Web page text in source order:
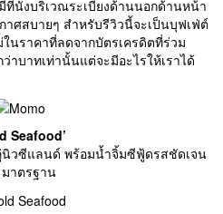
ที่นั่งบริเวณระเบียงด้านนอกด้านหน้า
ศสบายๆ สำหรับรีวิวนี้จะเป็นบุฟเฟ่ต์
นราคาที่ลดจากบัตรเครดิตที่ร่วม
าบาทเท่านั้นแต่จะมีอะไรให้เราได้
Seafood’
วซีแลนด์ พร้อมน้ำจิ้มซีฟู้ดรสชัดเจน
าตรฐาน